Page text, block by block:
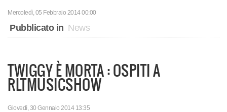
Mercoledì, 05 Febbraio 2014 00:00
Pubblicato in News
TWIGGY È MORTA : OSPITI A
RLTMUSICSHOW
Giovedì, 30 Gennaio 2014 13:35